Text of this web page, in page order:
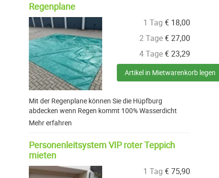
Regenplane
1 Tag € 18,00
2 Tage€27,00
4 Tage€23,29
Artikel in Mietwarenkorb legen
Mit der Regenplane können Sie die Hüpfburg
abdecken wenn Regen kommt 100% Wasserdicht
Mehr erfahren
Personenleitsystem VIP roter Teppich
mieten
1 Tag €75,90